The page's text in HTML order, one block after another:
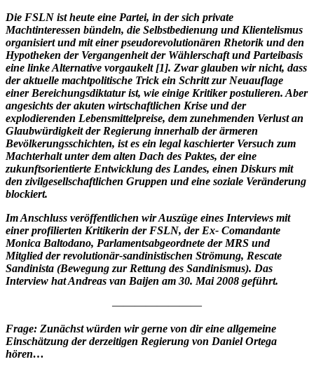
Die FSLN ist heute eine Partei, in der sich private
Machtinteressen bündeln, die Selbstbedienung und Klientelismus
organisiert und mit einer pseudorevolutionären Rhetorik und den
Hypotheken der Vergangenheit der Wählerschaft und Parteibasis
eine linke Alternative vorgaukelt [1]. Zwar glauben wir nicht, dass
der aktuelle machtpolitische Trick ein Schritt zur Neuauflage
einer Bereichungsdiktatur ist, wie einige Kritiker postulieren. Aber
angesichts der akuten wirtschaftlichen Krise und der
explodierenden Lebensmittelpreise, dem zunehmenden Verlust an
Glaubwürdigkeit der Regierung innerhalb der ärmeren
Bevölkerungsschichten, ist es ein legal kaschierter Versuch zum
Machterhalt unter dem alten Dach des Paktes, der eine
zukunftsorientierte Entwicklung des Landes, einen Diskurs mit
den zivilgesellschaftlichen Gruppen und eine soziale Veränderung
blockiert.
Im Anschluss veröffentlichen wir Auszüge eines Interviews mit
einer profilierten Kritikerin der FSLN, der Ex- Comandante
Monica Baltodano, Parlamentsabgeordnete der MRS und
Mitglied der revolutionär-sandinistischen Strömung, Rescate
Sandinista (Bewegung zur Rettung des Sandinismus). Das
Interview hat Andreas van Baijen am 30. Mai 2008 geführt.
————————
Frage: Zunächst würden wir gerne von dir eine allgemeine
Einschätzung der derzeitigen Regierung von Daniel Ortega
hören…